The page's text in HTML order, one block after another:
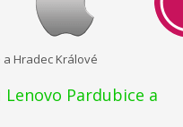
Hradec Králové
Pardubice a